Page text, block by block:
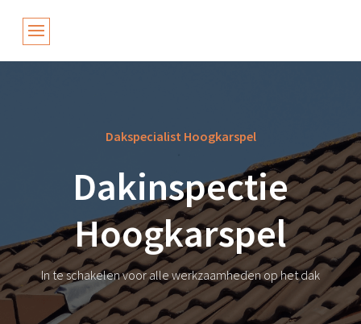
Dakspecialist Hoogkarspel
Dakinspectie
Hoogkarspel
In te schakelen voor alle werkzaamheden op het dak